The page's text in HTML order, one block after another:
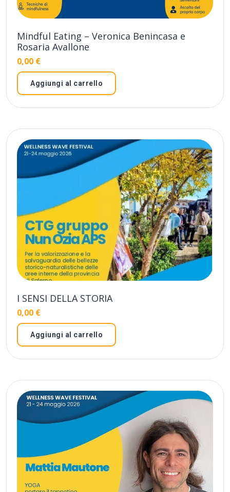
Mindful Eating – Veronica Benincasa e
Rosaria Avallone
0,00 €
Aggiungi al carrello
I SENSI DELLA STORIA
0,00 €
Aggiungi al carrello